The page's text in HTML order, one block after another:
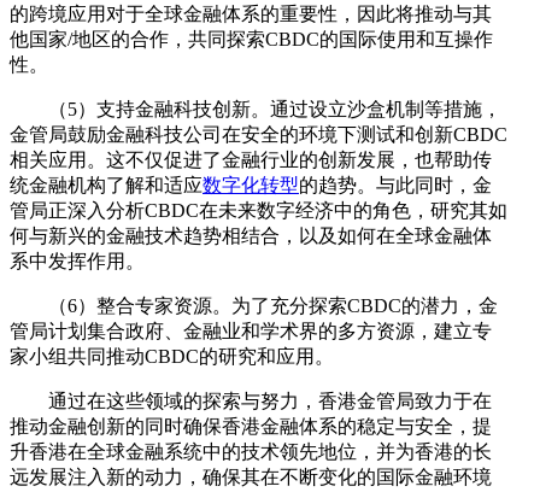
的跨境应用对于全球金融体系的重要性，因此将推动与其
他国家/地区的合作，共同探索CBDC的国际使用和互操作
性。
（5）支持金融科技创新。通过设立沙盒机制等措施，
金管局鼓励金融科技公司在安全的环境下测试和创新CBDC
相关应用。这不仅促进了金融行业的创新发展，也帮助传
统金融机构了解和适应数字化转型的趋势。与此同时，金
管局正深入分析CBDC在未来数字经济中的角色，研究其如
何与新兴的金融技术趋势相结合，以及如何在全球金融体
系中发挥作用。
（6）整合专家资源。为了充分探索CBDC的潜力，金
管局计划集合政府、金融业和学术界的多方资源，建立专
家小组共同推动CBDC的研究和应用。
通过在这些领域的探索与努力，香港金管局致力于在
推动金融创新的同时确保香港金融体系的稳定与安全，提
升香港在全球金融系统中的技术领先地位，并为香港的长
远发展注入新的动力，确保其在不断变化的国际金融环境